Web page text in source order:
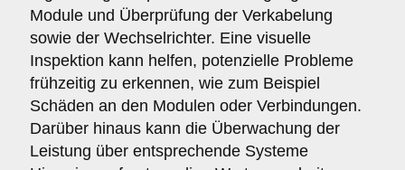
Module und Überprüfung der Verkabelung
sowie der Wechselrichter. Eine visuelle
Inspektion kann helfen, potenzielle Probleme
frühzeitig zu erkennen, wie zum Beispiel
Schäden an den Modulen oder Verbindungen.
Darüber hinaus kann die Überwachung der
Leistung über entsprechende Systeme